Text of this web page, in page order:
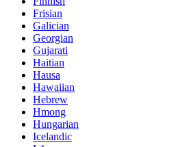
Frisian
Galician
Georgian
Gujarati
Haitian
Hausa
Hawaiian
Hebrew
Hmong
Hungarian
Icelandic